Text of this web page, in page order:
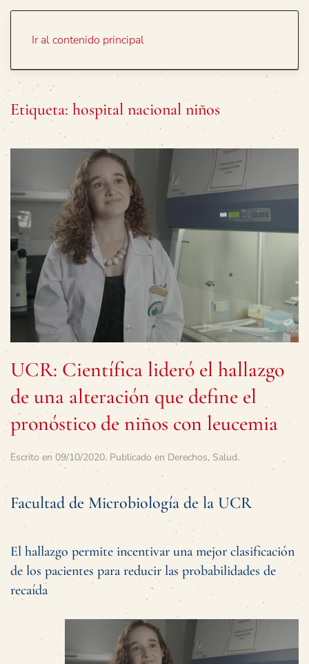
Ir al contenido principal
Etiqueta: hospital nacional niños
UCR: Científica lideró el hallazgo
de una alteración que define el
pronóstico de niños con leucemia
Escrito en 09/10/2020. Publicado en Derechos, Salud.
Facultad de Microbiología de la UCR
El hallazgo permite incentivar una mejor clasificación
de los pacientes para reducir las probabilidades de
recaída